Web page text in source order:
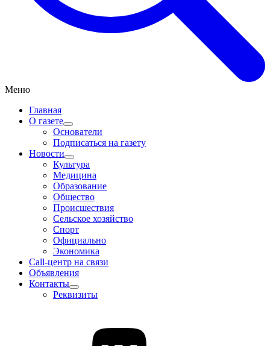
Меню
Главная
О газете
Основатели
Подписаться на газету
Новости
Культура
Медицина
Образование
Общество
Происшествия
Сельское хозяйство
Спорт
Официально
Экономика
Call-центр на связи
Объявления
Контакты
Реквизиты